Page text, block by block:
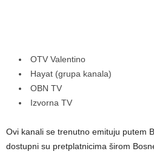
OTV Valentino
Hayat (grupa kanala)
OBN TV
Izvorna TV
Ovi kanali se trenutno emituju putem
dostupni su pretplatnicima širom